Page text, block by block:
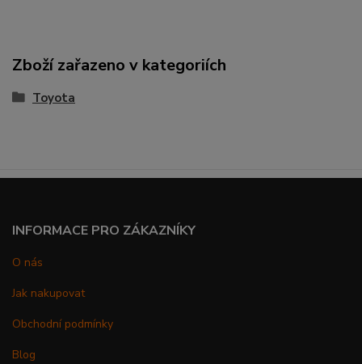
Zboží zařazeno v kategoriích
Toyota
INFORMACE PRO ZÁKAZNÍKY
O nás
Jak nakupovat
Obchodní podmínky
Blog